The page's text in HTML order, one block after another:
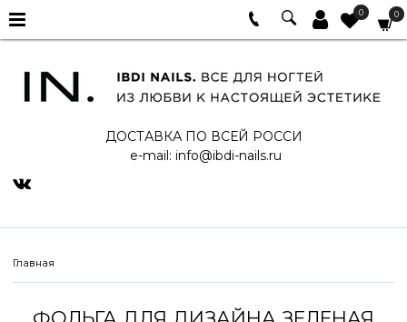
0 0
ДОСТАВКА ПО ВСЕЙ РОССИ
e-mail: info@ibdi-nails.ru
Главная